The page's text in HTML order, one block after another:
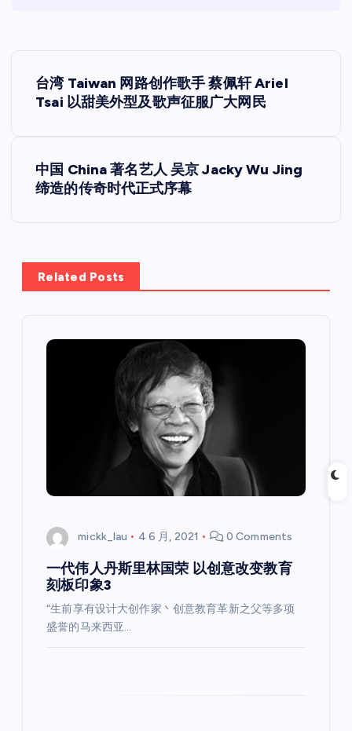
文
章
航
台湾 Taiwan 网路创作歌手 蔡佩轩 Ariel
Tsai 以甜美外型及歌声征服广大网民
中国 China 著名艺人 吴京 Jacky Wu Jing
缔造的传奇时代正式序幕
Related Posts
mickk_lau 4 6 月, 2021 0 Comments
一代伟人丹斯里林国荣 以创意改变教育
刻板印象3
“生前享有设计大创作家丶创意教育革新之父等多项
盛誉的马来西亚…